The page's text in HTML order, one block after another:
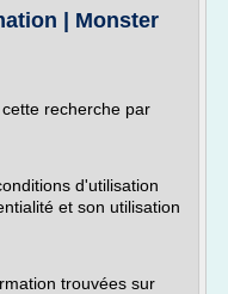
| Monster
recherche par
d'utilisation
et son utilisation
trouvées sur